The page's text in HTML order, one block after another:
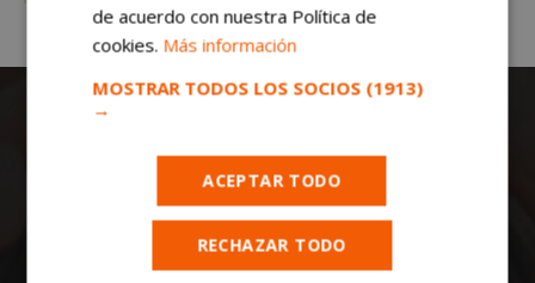
de acuerdo con nuestra Política de
cookies. Más información
MOSTRAR TODOS LOS SOCIOS (1913)
→
ACEPTAR TODO
RECHAZAR TODO